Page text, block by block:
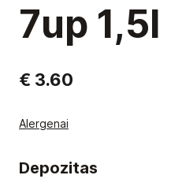
7up 1,5l
€ 3.60
Alergenai
Depozitas